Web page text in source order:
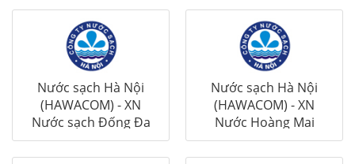
Nước sạch Hà Nội
(HAWACOM) - XN
Nước sạch Đống Đa
Nước sạch Hà Nội
(HAWACOM) - XN
Nước Hoàng Mai